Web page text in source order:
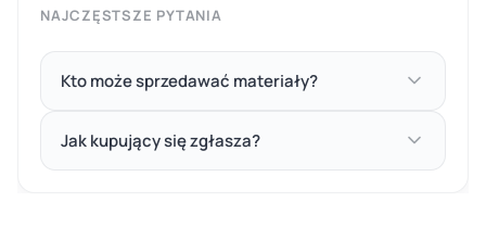
NAJCZĘSTSZE PYTANIA
Kto może sprzedawać materiały?
Jak kupujący się zgłasza?